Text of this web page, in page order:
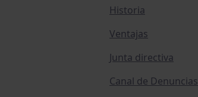
Historia
Ventajas
Junta directiva
Canal de Denuncias